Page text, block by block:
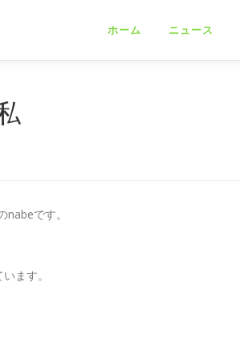
ホーム ニュース
です。
ます。